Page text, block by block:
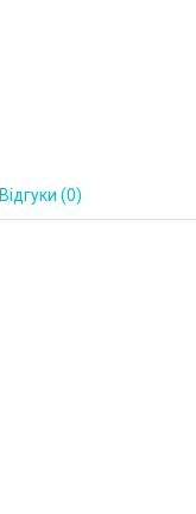
Відгуки (0)